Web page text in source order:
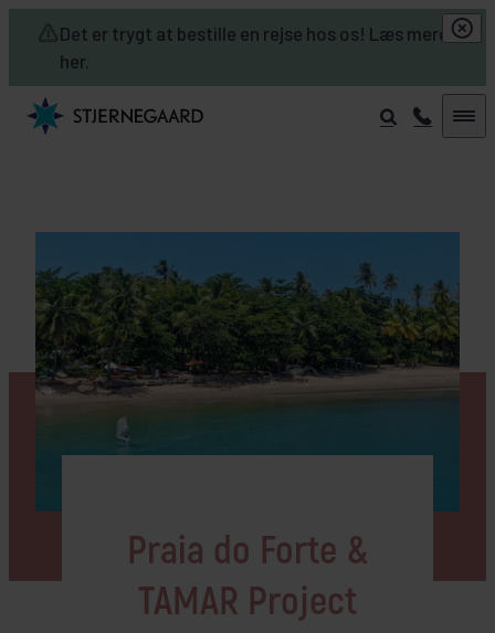
Det er trygt at bestille en rejse hos os! Læs mere
her.
Skip to main content
Praia do Forte &
TAMAR Project